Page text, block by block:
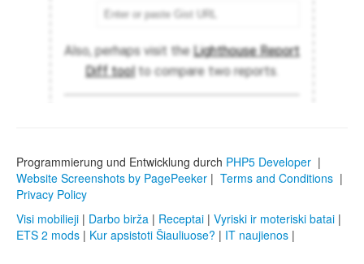
Programmierung und Entwicklung durch PHP5 Developer |
Website Screenshots by PagePeeker | Terms and Conditions |
Privacy Policy
Visi mobilieji | Darbo birža | Receptai | Vyriski ir moteriski batai |
ETS 2 mods | Kur apsistoti Šiauliuose? | IT naujienos |